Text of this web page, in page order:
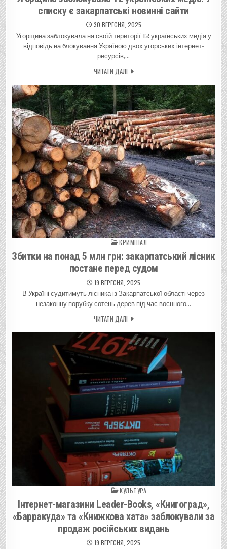
списку є закарпатські новинні сайти
30 ВЕРЕСНЯ, 2025
Угорщина заблокувала на своїй території 12 українських медіа у
відповідь на блокування Україною двох угорських інтернет-
ресурсів,…
ЧИТАТИ ДАЛІ
КРИМІНАЛ
Збитки на понад 5 млн грн: закарпатський лісник
постане перед судом
19 ВЕРЕСНЯ, 2025
В Україні судитимуть лісника із Закарпатської області через
незаконну порубку сотень дерев під час воєнного…
ЧИТАТИ ДАЛІ
КУЛЬТУРА
Інтернет-магазини Leader-Books, «Книгоград»,
«Барракуда» та «Книжкова хата» заблокували за
продаж російських видань
19 ВЕРЕСНЯ, 2025